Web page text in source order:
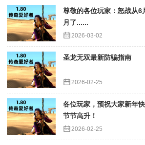
尊敬的各位玩家：怒战从6
月了......
2026-03-02
圣龙无双最新防骗指南
2026-02-25
各位玩家，预祝大家新年
节节高升！
2026-02-25